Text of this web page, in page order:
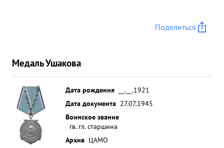
Поделиться
Медаль Ушакова
Дата рождения
__.__.1921
Дата документа 27.07.1945
Воинское звание
гв. гл. старшина
Архив ЦАМО